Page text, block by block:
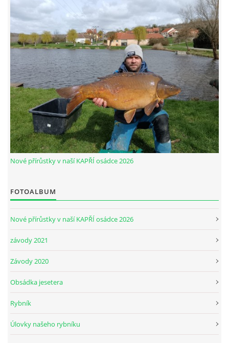
Nové přírůstky v naší KAPŘÍ osádce 2026
FOTOALBUM
Nové přírůstky v naší KAPŘÍ osádce 2026
závody 2021
Závody 2020
Obsádka jesetera
Rybník
Úlovky našeho rybníku